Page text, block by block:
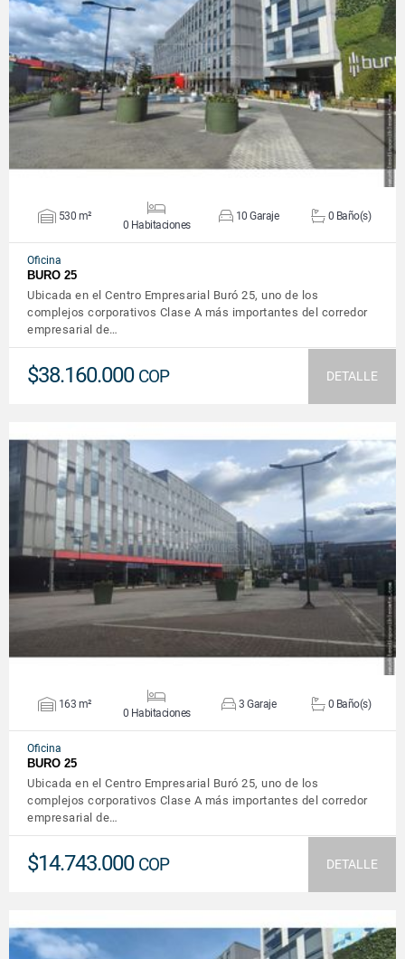
VER DETALLES
530 m²
0 Habitaciones
10 Garaje 0 Baño(s)
Oficina
BURO 25
Ubicada en el Centro Empresarial Buró 25, uno de los
complejos corporativos Clase A más importantes del corredor
empresarial de…
$38.160.000 COP DETALLE
VER DETALLES
163 m²
0 Habitaciones
3 Garaje 0 Baño(s)
Oficina
BURO 25
Ubicada en el Centro Empresarial Buró 25, uno de los
complejos corporativos Clase A más importantes del corredor
empresarial de…
$14.743.000 COP DETALLE